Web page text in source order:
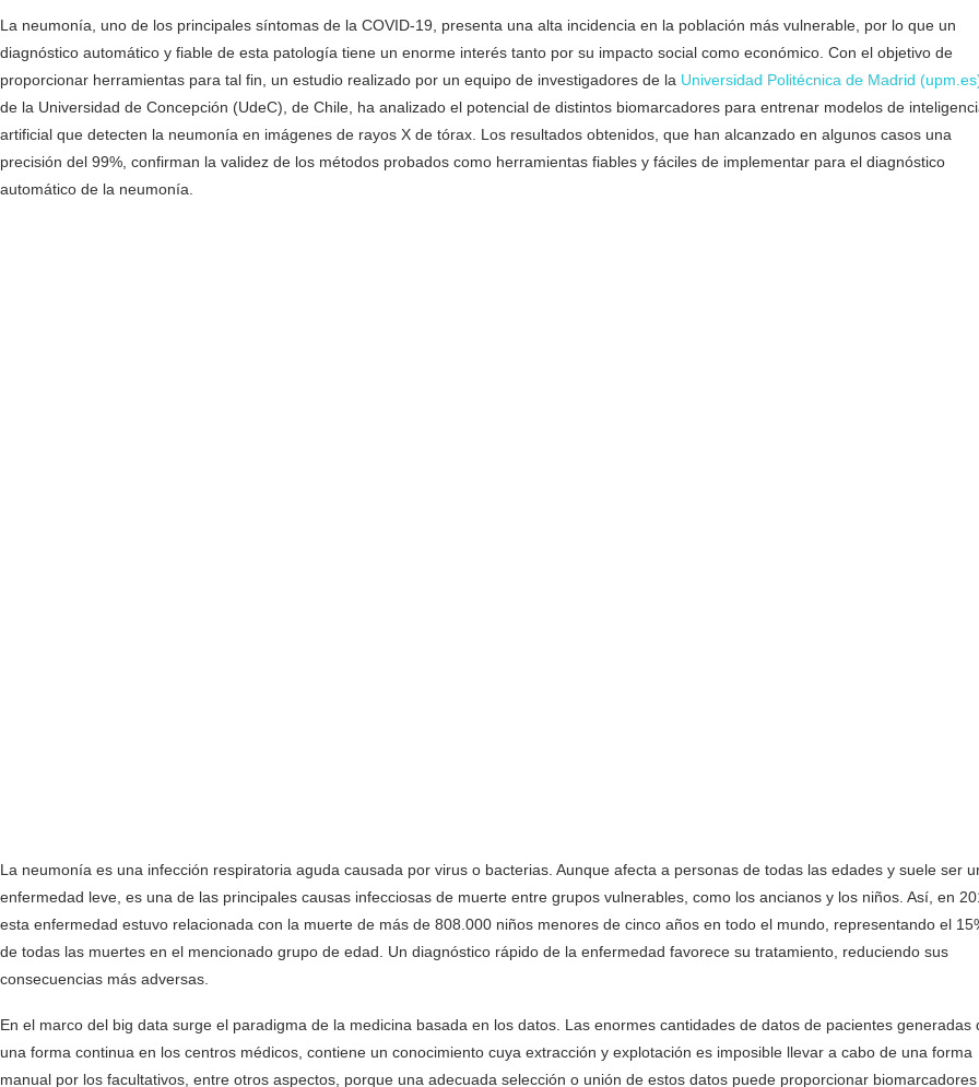
La neumonía, uno de los principales síntomas de la COVID-19, presenta una alta incidencia en la población más vulnerable, por lo que un
diagnóstico automático y fiable de esta patología tiene un enorme interés tanto por su impacto social como económico. Con el objetivo de
proporcionar herramientas para tal fin, un estudio realizado por un equipo de investigadores de la Universidad Politécnica de Madrid
de la Universidad de Concepción (UdeC), de Chile, ha analizado el potencial de distintos biomarcadores para entrenar modelos de
artificial que detecten la neumonía en imágenes de rayos X de tórax. Los resultados obtenidos, que han alcanzado en algunos casos una
precisión del 99%, confirman la validez de los métodos probados como herramientas fiables y fáciles de implementar para el diagnóstico
automático de la neumonía.
La neumonía es una infección respiratoria aguda causada por virus o bacterias. Aunque afecta a personas de todas las edades y suele ser
enfermedad leve, es una de las principales causas infecciosas de muerte entre grupos vulnerables, como los ancianos y los niños. Así, en
esta enfermedad estuvo relacionada con la muerte de más de 808.000 niños menores de cinco años en todo el mundo, representando el
de todas las muertes en el mencionado grupo de edad. Un diagnóstico rápido de la enfermedad favorece su tratamiento, reduciendo sus
consecuencias más adversas.
En el marco del big data surge el paradigma de la medicina basada en los datos. Las enormes cantidades de datos de pacientes generadas
una forma continua en los centros médicos, contiene un conocimiento cuya extracción y explotación es imposible llevar a cabo de una forma
manual por los facultativos, entre otros aspectos, porque una adecuada selección o unión de estos datos puede proporcionar